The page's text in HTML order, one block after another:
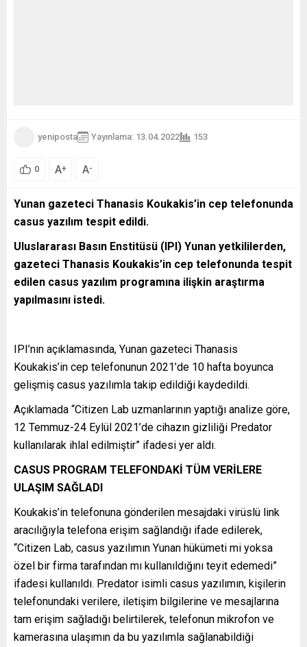
yeniposta Yayınlama: 13.04.2022 153
0 A+ A-
Yunan gazeteci Thanasis Koukakis’in cep telefonunda
casus yazılım tespit edildi.
Uluslararası Basın Enstitüsü (IPI) Yunan yetkililerden,
gazeteci Thanasis Koukakis’in cep telefonunda tespit
edilen casus yazılım programına ilişkin araştırma
yapılmasını istedi.
IPI’nın açıklamasında, Yunan gazeteci Thanasis
Koukakis’in cep telefonunun 2021’de 10 hafta boyunca
gelişmiş casus yazılımla takip edildiği kaydedildi.
Açıklamada “Citizen Lab uzmanlarının yaptığı analize göre,
12 Temmuz-24 Eylül 2021’de cihazın gizliliği Predator
kullanılarak ihlal edilmiştir” ifadesi yer aldı.
CASUS PROGRAM TELEFONDAKİ TÜM VERİLERE
ULAŞIM SAĞLADI
Koukakis’in telefonuna gönderilen mesajdaki virüslü link
aracılığıyla telefona erişim sağlandığı ifade edilerek,
“Citizen Lab, casus yazılımın Yunan hükümeti mi yoksa
özel bir firma tarafından mı kullanıldığını teyit edemedi”
ifadesi kullanıldı. Predator isimli casus yazılımın, kişilerin
telefonundaki verilere, iletişim bilgilerine ve mesajlarına
tam erişim sağladığı belirtilerek, telefonun mikrofon ve
kamerasına ulaşımın da bu yazılımla sağlanabildiği